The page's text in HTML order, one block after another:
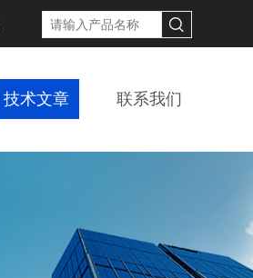
技术文章 联系我们